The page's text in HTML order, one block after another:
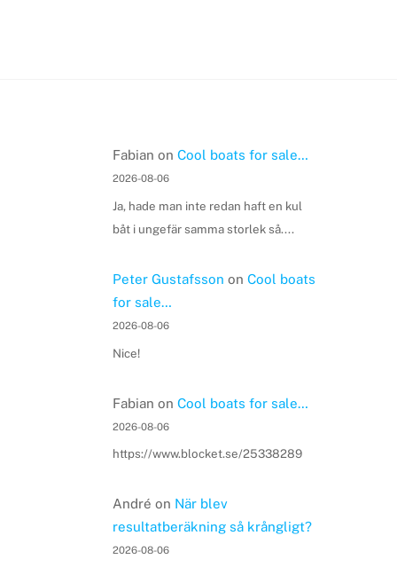
Fabian on Cool boats for sale…
2026-08-06
Ja, hade man inte redan haft en kul
båt i ungefär samma storlek så....
Peter Gustafsson on Cool boats
for sale…
2026-08-06
Nice!
Fabian on Cool boats for sale…
2026-08-06
https://www.blocket.se/25338289
André on När blev
resultatberäkning så krångligt?
2026-08-06